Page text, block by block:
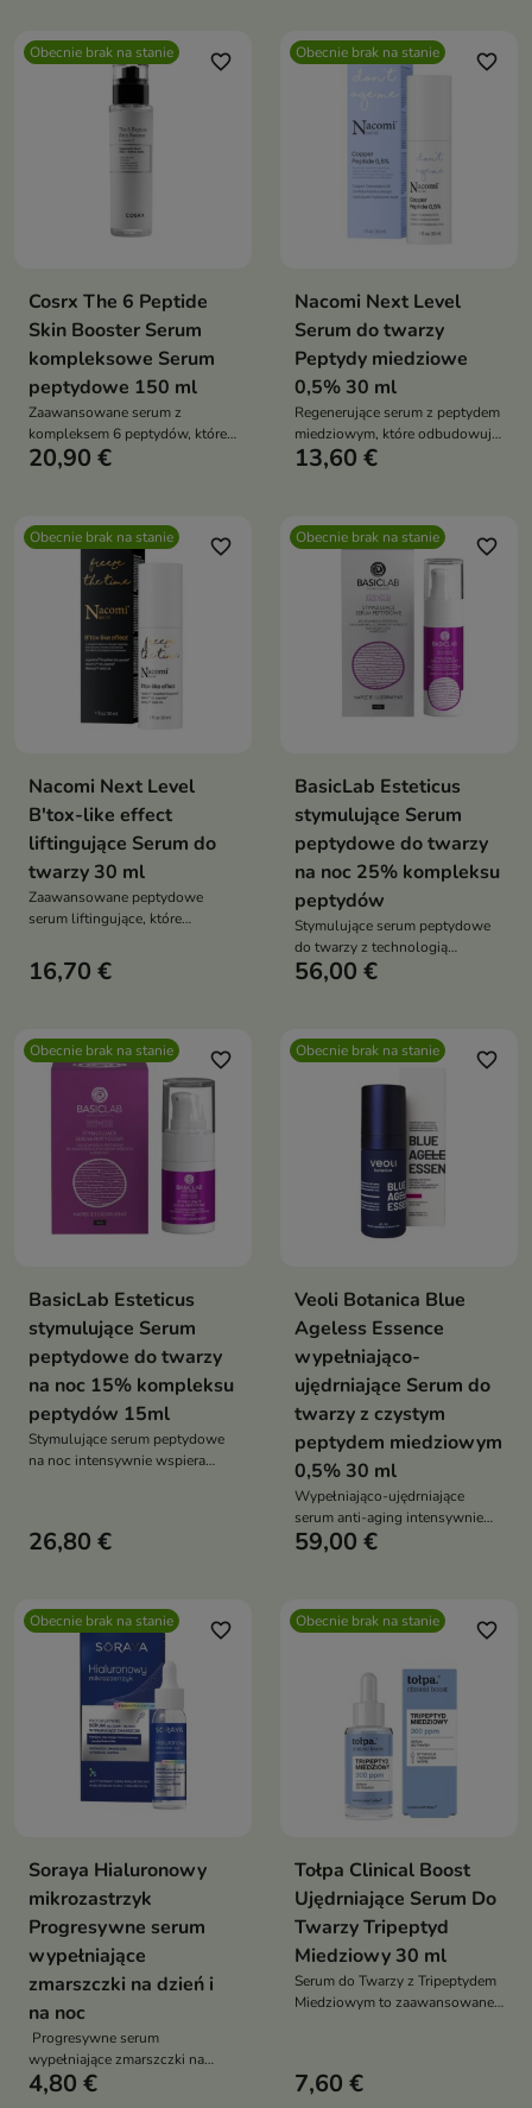
szyję, dekolt i okolice oczu
Obecnie brak na stanie favorite_border
Cosrx The 6 Peptide
Skin Booster Serum
kompleksowe Serum
peptydowe 150 ml
Zaawansowane serum z
kompleksem 6 peptydów, które
jednocześnie ujędrnia,
20,90 €
Obecnie brak na stanie favorite_border
Nacomi Next Level
Serum do twarzy
Peptydy miedziowe
0,5% 30 ml
Regenerujące serum z peptydem
miedziowym, które odbudowuje
skórę, poprawia jej jędrność i
13,60 €
Obecnie brak na stanie favorite_border
Nacomi Next Level
B'tox-like effect
liftingujące Serum do
twarzy 30 ml
Zaawansowane peptydowe
serum liftingujące, które
skórę i przedłuża efekty
profesjonalnych zabiegów
16,70 €
Obecnie brak na stanie favorite_border
BasicLab Esteticus
stymulujące Serum
peptydowe do twarzy
na noc 25% kompleksu
peptydów
Stymulujące serum peptydowe
do twarzy z technologią
mikroigieł, 25% kompleksem
ujędrnia skórę – idealne do
pielęgnacji wieczornej każdego
56,00 €
Obecnie brak na stanie favorite_border
BasicLab Esteticus
stymulujące Serum
peptydowe do twarzy
na noc 15% kompleksu
peptydów 15ml
Stymulujące serum peptydowe
na noc intensywnie wspiera
26,80 €
Obecnie brak na stanie favorite_border
Veoli Botanica Blue
Ageless Essence
wypełniająco-
ujędrniające Serum do
twarzy z czystym
peptydem miedziowym
0,5% 30 ml
Wypełniająco-ujędrniające
serum anti-aging intensywnie
wspiera regenerację skóry,
59,00 €
Obecnie brak na stanie favorite_border
Soraya Hialuronowy
mikrozastrzyk
Progresywne serum
wypełniające
zmarszczki na dzień i
na noc
Progresywne serum
wypełniające zmarszczki na
dzień i na noc
4,80 €
Obecnie brak na stanie favorite_border
Tołpa Clinical Boost
Ujędrniające Serum Do
Twarzy Tripeptyd
Miedziowy 30 ml
Serum do Twarzy z Tripeptydem
Miedziowym to zaawansowane
7,60 €